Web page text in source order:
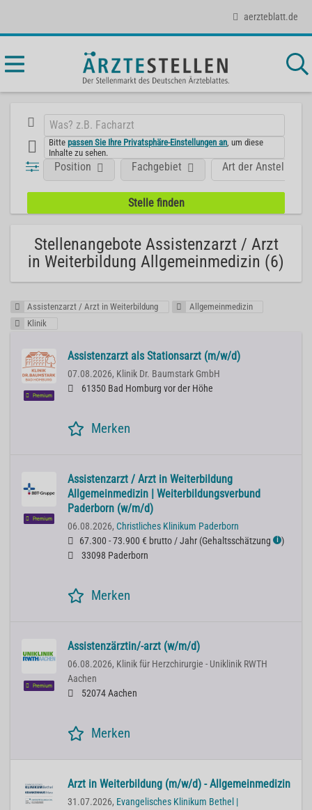
aerzteblatt.de
Bittepassen Sie Ihre Privatsphäre-Einstellungen an , um diese
Inhalte zu sehen.
Position Fachgebiet Art der Anstellung
Stellenangebote Assistenzarzt / Arzt
in Weiterbildung Allgemeinmedizin (6)
Assistenzarzt / Arzt in Weiterbildung
Allgemeinmedizin
Klinik
Premium
Assistenzarzt als Stationsarzt (m/w/d)
07.08.2026, Klinik Dr. Baumstark GmbH
61350 Bad Homburg vor der Höhe
Merken
Premium
Assistenzarzt / Arzt in Weiterbildung
Allgemeinmedizin | Weiterbildungsverbund
Paderborn (w/m/d)
06.08.2026, Christliches Klinikum Paderborn
67.300 - 73.900 € brutto / Jahr (Gehaltsschätzung ℹ )
33098 Paderborn
Merken
Premium
Assistenzärztin/-arzt (w/m/d)
06.08.2026, Klinik für Herzchirurgie - Uniklinik RWTH
Aachen
52074 Aachen
Merken
Arzt in Weiterbildung (m/w/d) - Allgemeinmedizin
31.07.2026, Evangelisches Klinikum Bethel |